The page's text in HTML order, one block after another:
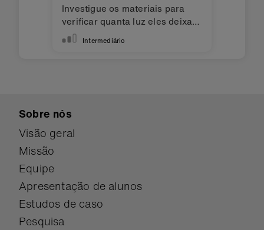
Investigue os materiais para
verificar quanta luz eles deixam
passar.Intermediário
Sobre nós
Visão geral
Missão
Equipe
Apresentação de alunos
Estudos de caso
Pesquisa